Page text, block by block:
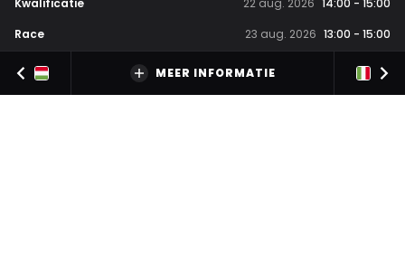
22 aug. 2026 14:00 - 15:00
Race
23 aug. 2026 13:00 - 15:00
MEER INFORMATIE